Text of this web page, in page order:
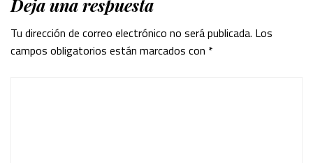
Deja una respuesta
Tu dirección de correo electrónico no será publicada. Los
campos obligatorios están marcados con *